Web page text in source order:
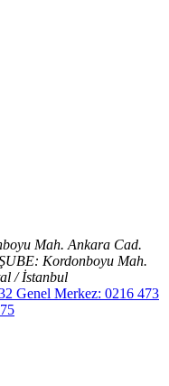
Mah. Ankara Cad.
Kordonboyu Mah.
/ İstanbul
Genel Merkez: 0216 473